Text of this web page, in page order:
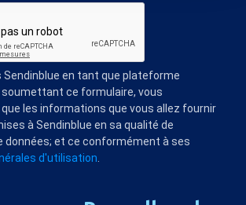
Sendinblue en tant que plateforme
soumettant ce formulaire, vous
les informations que vous allez fournir
à Sendinblue en sa qualité de
données; et ce conformément à ses
d'utilisation